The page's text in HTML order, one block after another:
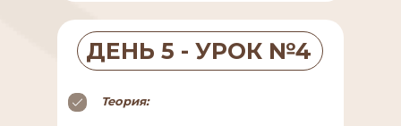
ДЕНЬ 5 - УРОК №4
Теория:
30.000₽